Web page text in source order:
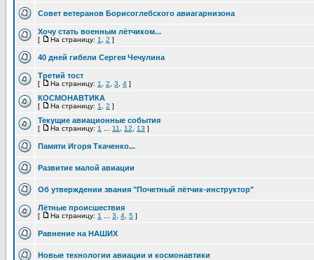
Совет ветеранов Борисоглебского авиагарнизона
Хочу стать военным лётчиком...
[ На страницу: 1 2 ]
40 дней гибели Сергея Чечулина
Третий тост
[ На страницу: 1 2 3 4 ]
КОСМОНАВТИКА
[ На страницу: 1 2 ]
Текущие авиационные события
[ На страницу: 1 11 12 13 ]
Памяти Игоря Ткаченко...
Развитие малой авиации
Об утверждении звания "Почетный лётчик-инструктор"
Лётные происшествия
[ На страницу: 1 3 4 5 ]
Равнение на НАШИХ
Новые технологии авиации и космонавтики